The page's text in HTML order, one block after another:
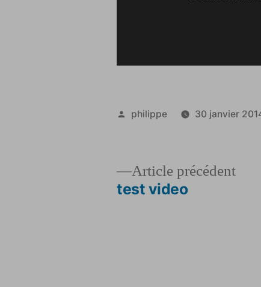
Publié
philippe 30 janvier
Navigation
Article précédent
test video